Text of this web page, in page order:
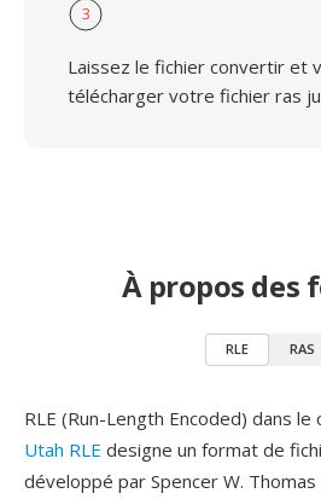
3
Laissez le fichier convertir et
télécharger votre fichier ras
À propos des
RLE RAS
RLE (Run-Length Encoded) dans
Utah RLE designe un format de
développé par Spencer W.